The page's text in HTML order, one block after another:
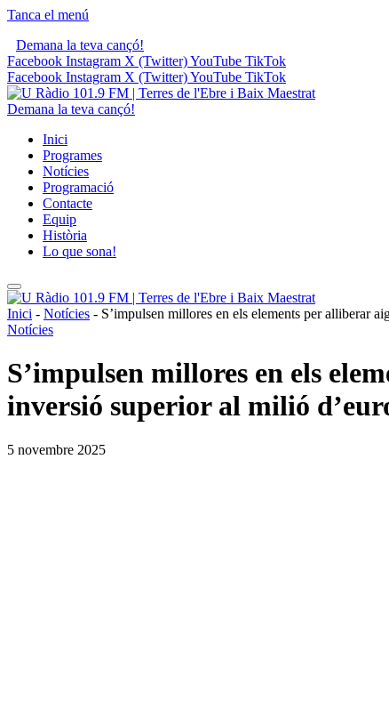
Tanca el menú
Demana la teva cançó!
Facebook Instagram X (Twitter)YouTube TikTok
Facebook Instagram X (Twitter)YouTube TikTok
Demana la teva cançó!
Inici
Programes
Notícies
Programació
Contacte
Equip
Història
Lo que sona!
Inici - Notícies - S’impulsen millores en els elements per alliberar
Notícies
S’impulsen millores en els
inversió superior al milió
5 novembre 2025